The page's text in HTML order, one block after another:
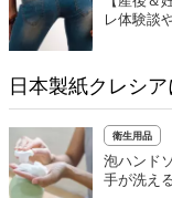
レ体験談
日本製紙クレシ
衛生用品
泡ハンド
手が洗え